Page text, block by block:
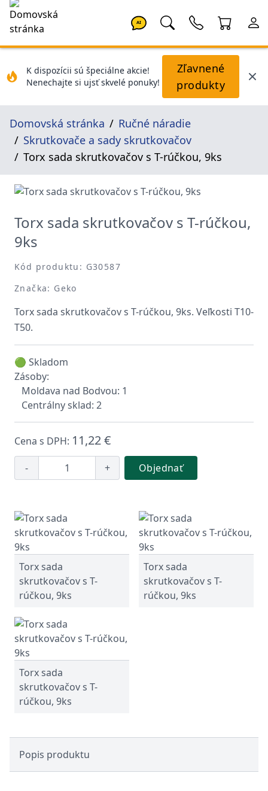
AI
K dispozícii sú špeciálne akcie!
Nenechajte si ujsť skvelé ponuky!
Zľavnené
produkty
Domovská stránka
Ručné náradie
Skrutkovače a sady skrutkovačov
Torx sada skrutkovačov s T-rúčkou, 9ks
Torx sada skrutkovačov s T-rúčkou,
9ks
Kód produktu: G30587
Značka: Geko
Torx sada skrutkovačov s T-rúčkou, 9ks. Veľkosti T10-
T50.
🟢 Skladom
Zásoby:
Moldava nad Bodvou: 1
Centrálny sklad: 2
Cena s DPH: 11,22 €
- + Objednať
Torx sada
skrutkovačov s T-
rúčkou, 9ks
Torx sada
skrutkovačov s T-
rúčkou, 9ks
Torx sada
skrutkovačov s T-
rúčkou, 9ks
Popis produktu